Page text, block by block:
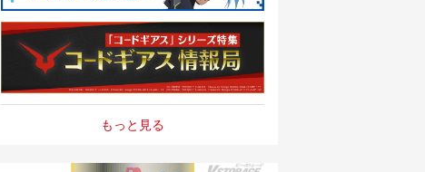
もっと見る